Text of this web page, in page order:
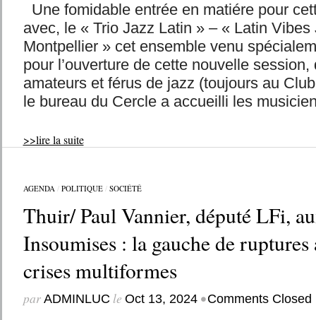
Une fomidable entrée en matiére pour
avec, le « Trio Jazz Latin » – « Latin Vibes
Montpellier » cet ensemble venu
pour l’ouverture de cette nouvelle session,
amateurs et férus de jazz (toujours au
le bureau du Cercle a accueilli les
>>lire la suite
AGENDA/ POLITIQUE/ SOCIÉTÉ
Thuir/ Paul Vannier, député LFi,
Insoumises : la gauche de
crises multiformes
par ADMINLUC le Oct 13, 2024 •Comments Closed